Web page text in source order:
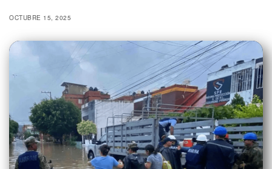
OCTUBRE 15, 2025